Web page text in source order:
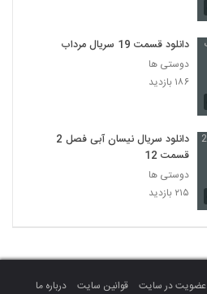
دانلود قسمت 19 سریال مرداب
دوستی ها
۱۸۶ بازدید
دانلود سریال نیسان آبی فصل 2
قسمت 12
دوستی ها
۲۱۵ بازدید
عضویت در سایت قوانین سایت درباره ما